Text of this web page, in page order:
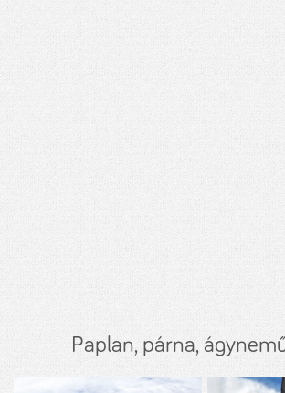
Paplan, párna,